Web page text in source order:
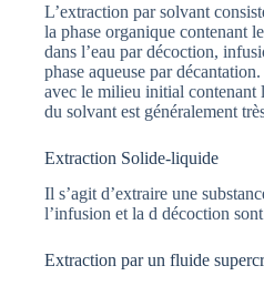
L’extraction par solvant
la phase organique contenant
dans l’eau par décoction,
phase aqueuse par
avec le milieu initial contenant
du solvant est généralement
Extraction Solide-liquide
Il s’agit d’extraire une
l’infusion et la d décoction
Extraction par un fluide